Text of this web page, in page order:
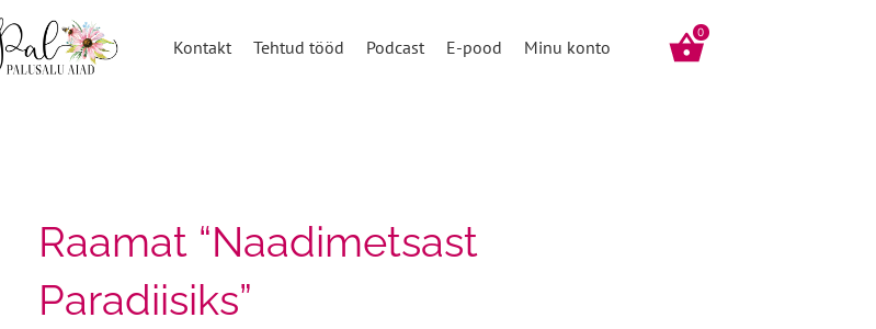
Kontakt Tehtud tööd Podcast E-pood Minu konto
0
Raamat “Naadimetsast
Paradiisiks”